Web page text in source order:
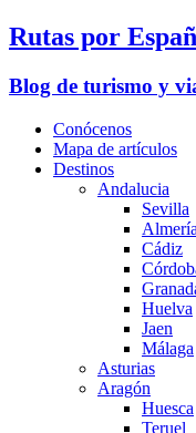
Rutas por
Blog de turismo y
Conócenos
Mapa de artículos
Destinos
Andalucia
Sevilla
Almería
Cádiz
Huelva
Jaen
Málaga
Asturias
Aragón
Huesca
Teruel